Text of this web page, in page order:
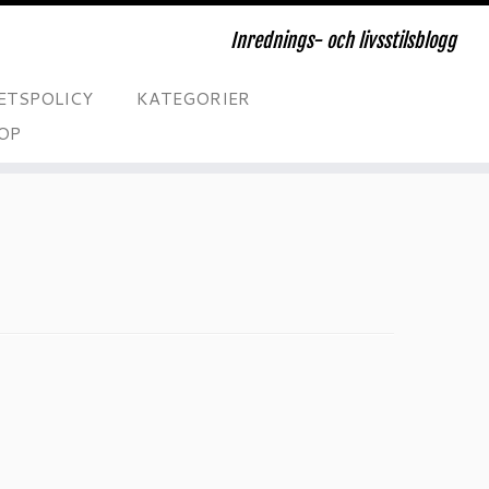
Inrednings- och livsstilsblogg
KATEGORIER